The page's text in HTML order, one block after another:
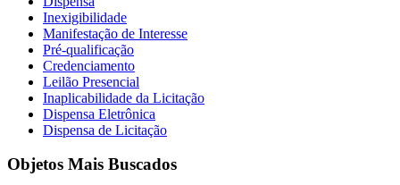
Inexigibilidade
Manifestação de Interesse
Pré-qualificação
Credenciamento
Leilão Presencial
Inaplicabilidade da Licitação
Dispensa Eletrônica
Dispensa de Licitação
Objetos Mais Buscados